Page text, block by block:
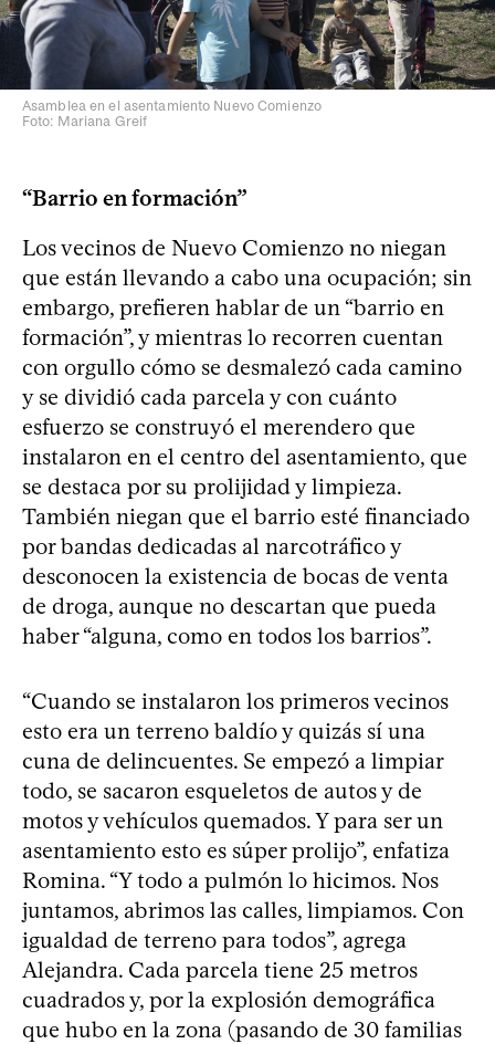
Asamblea en el asentamiento Nuevo Comienzo
Foto: Mariana Greif
“Barrio en formación”
Los vecinos de Nuevo Comienzo no niegan
que están llevando a cabo una ocupación; sin
embargo, prefieren hablar de un “barrio en
formación”, y mientras lo recorren cuentan
con orgullo cómo se desmalezó cada camino
y se dividió cada parcela y con cuánto
esfuerzo se construyó el merendero que
instalaron en el centro del asentamiento, que
se destaca por su prolijidad y limpieza.
También niegan que el barrio esté financiado
por bandas dedicadas al narcotráfico y
desconocen la existencia de bocas de venta
de droga, aunque no descartan que pueda
haber “alguna, como en todos los barrios”.
“Cuando se instalaron los primeros vecinos
esto era un terreno baldío y quizás sí una
cuna de delincuentes. Se empezó a limpiar
todo, se sacaron esqueletos de autos y de
motos y vehículos quemados. Y para ser un
asentamiento esto es súper prolijo”, enfatiza
Romina. “Y todo a pulmón lo hicimos. Nos
juntamos, abrimos las calles, limpiamos. Con
igualdad de terreno para todos”, agrega
Alejandra. Cada parcela tiene 25 metros
cuadrados y, por la explosión demográfica
que hubo en la zona (pasando de 30 familias